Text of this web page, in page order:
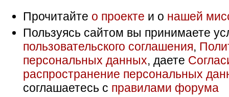
Прочитайте о проекте и о нашей
Пользуясь сайтом вы принимаете
пользовательского соглашения,
персональных данных, даете
распространение персональных
соглашаетесь с правилами форума